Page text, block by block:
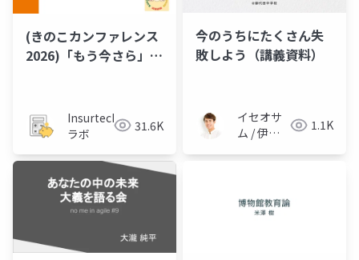
(きのこカンファレンス
2026)「もう​今さら」か
た
Insurtech
ラボ
31.6K
今のうちにたくさん失
敗しよう（講義資料）
イセオサ
ム / 伊勢
1.1K